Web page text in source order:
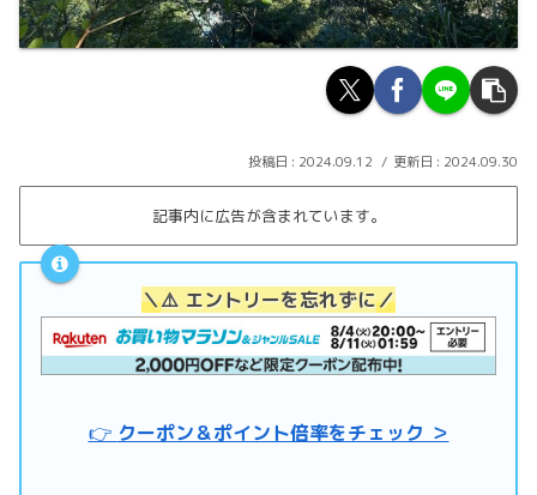
2024.09.12 2024.09.30
記事内に広告が含まれています。
＼⚠️ エントリーを忘れずに／
👉 クーポン＆ポイント倍率をチェック ＞